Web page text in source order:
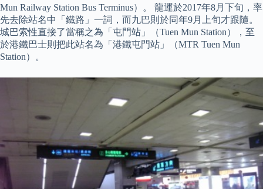
Mun Railway Station Bus Terminus）。 龍運於2017年8月下旬，率
先去除站名中「鐵路」一詞，而九巴則於同年9月上旬才跟隨。
城巴索性直接了當稱之為「屯門站」（Tuen Mun Station），至
於港鐵巴士則把此站名為「港鐵屯門站」（MTR Tuen Mun
Station）。